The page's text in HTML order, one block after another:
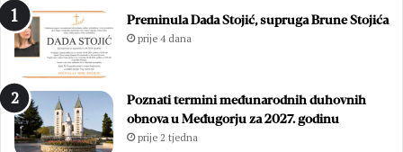
Preminula Dada Stojić, supruga Brune Stojića
prije 4 dana
Poznati termini međunarodnih duhovnih
obnova u Međugorju za 2027. godinu
prije 2 tjedna